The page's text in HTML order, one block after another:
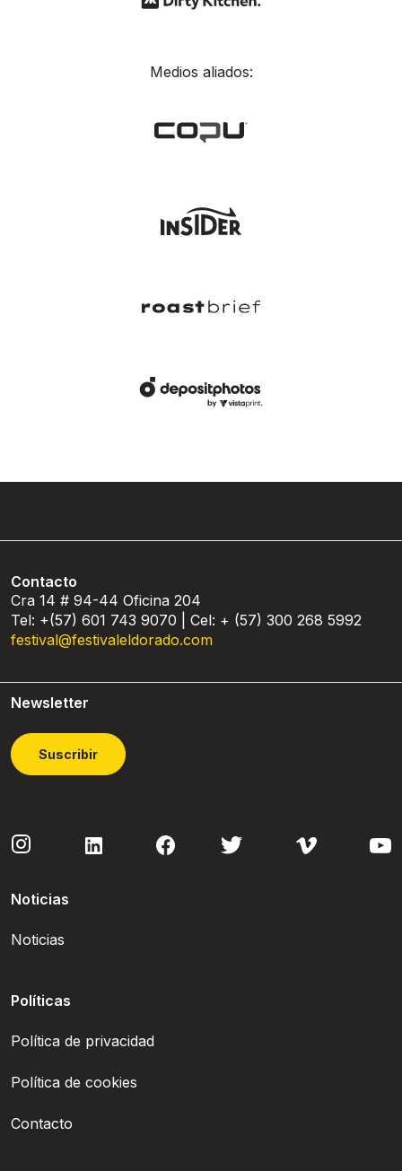
Medios aliados:
Contacto
Cra 14 # 94-44 Oficina 204
Tel: +(57) 601 743 9070 | Cel: + (57) 300 268 5992
festival@festivaleldorado.com
Newsletter
Suscribir
Noticias
Noticias
Políticas
Política de privacidad
Política de cookies
Contacto